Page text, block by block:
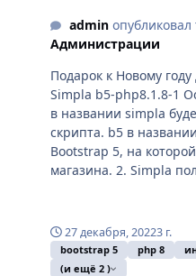
adminопубликовал
Администрации
Подарок к Новому
Simpla b5-php8.1.8-1
в названии simpla
скрипта. b5 в
Bootstrap 5, на
магазина. 2. Simpla
27 декабря, 20223 г.
bootstrap 5 php 8
(и ещё 2 )